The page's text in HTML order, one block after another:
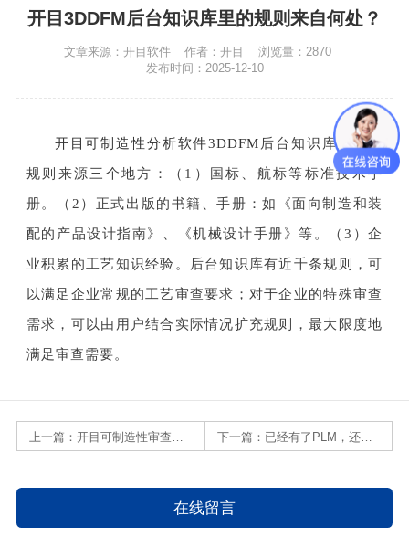
开目3DDFM后台知识库里的规则来自何处？
文章来源： 开目软件 作者：开目 浏览量： 2870
发布时间： 2025-12-10
开目可制造性分析软件3DDFM 后台知识库里面的
规则来源三个地方： （1）国标、航标等标准技术手
册。 （2）正式出版的书籍、手册：如《面向制造和装
配的产品设计指南》、《机械设计手册》等。 （3）企
业积累的工艺知识经验。 后台知识库有近千条规则，可
以满足企业常规的工艺审查要求；对于企业的特殊审查
需求，可以由用户结合实际情况扩充规则，最大限度地
满足审查需要。
上一篇：开目可制造性审查软件3DDFM有哪些功能？有哪些优势？ 下一篇： 已经有了PLM，还需要单独买DFM吗？
在线留言